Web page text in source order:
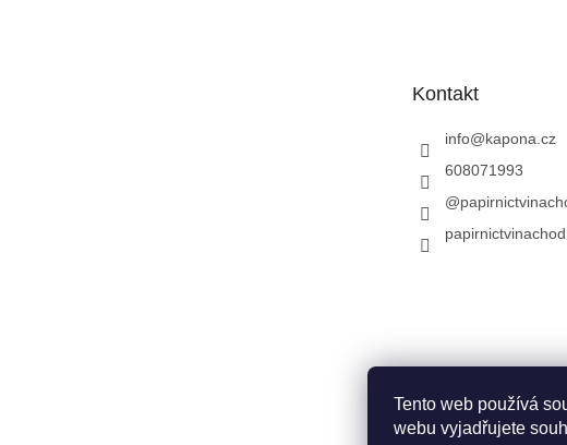
Tento web používá
webu vyjadřujete
Kontakt
info@kapona.cz
608071993
papirnictvinachod